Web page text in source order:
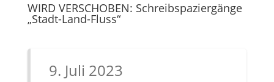
WIRD VERSCHOBEN: Schreibspaziergänge
„Stadt-Land-Fluss“
9. Juli 2023